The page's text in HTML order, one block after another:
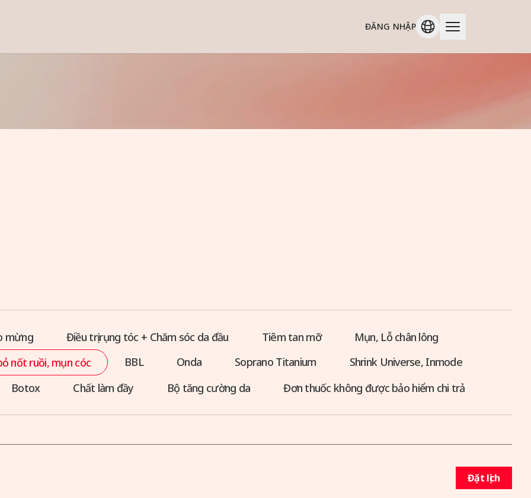
ĐĂNG NHẬP
mừng Điều trị rụng tóc + Chăm sóc da đầu Tiêm tan mỡ
Mụn, Lỗ chân lông
nốt ruồi, mụn cóc BBL Onda Soprano Titanium
Shrink Universe, Inmode
Botox Chất làm đầy Bộ tăng cường da Đơn thuốc không được bảo hiểm chi trả
Đặt lịch